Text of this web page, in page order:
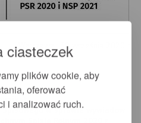
ciasteczek
plików cookie, aby
oferować
i analizować ruch.
Warszawa, 30 września 2020 r.
w sprawie wywiadów